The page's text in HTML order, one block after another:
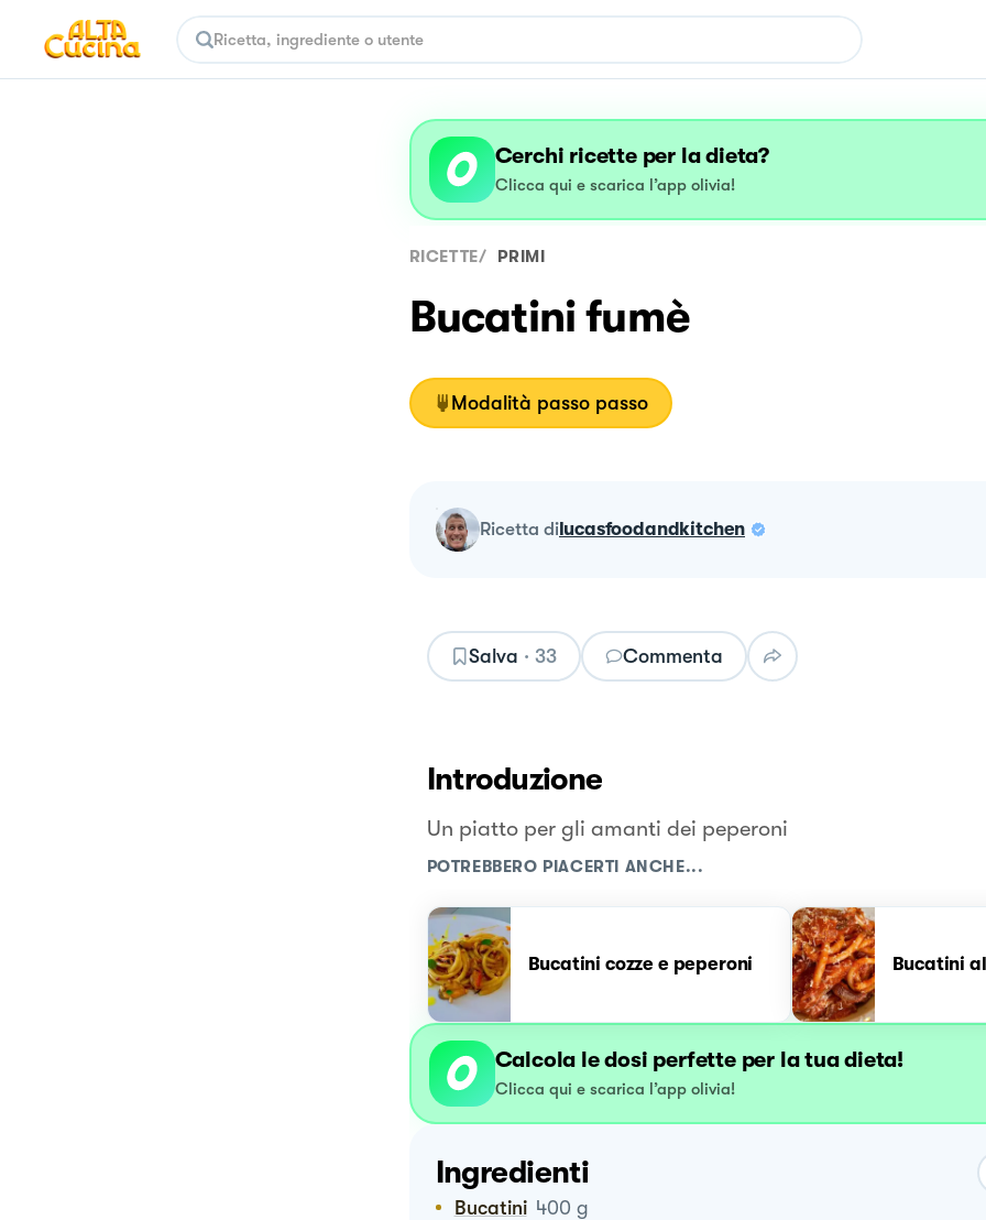
Cerchi ricette per la dieta?
Clicca qui e scarica l’app olivia!
RICETTE/ PRIMI
Bucatini fumè
Modalità passo passo
ricetta dilucasfoodandkitchen
Salva · 33 Commenta
Introduzione
Un piatto per gli amanti dei peperoni
POTREBBERO PIACERTI ANCHE...
Bucatini cozze e peperoni Bucatini
Calcola le dosi perfette per la tua dieta!
Clicca qui e scarica l’app olivia!
Ingredienti
Bucatini 400 g